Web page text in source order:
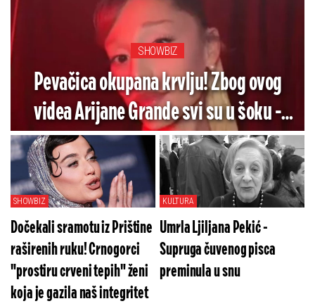
SHOWBIZ
Pevačica okupana krvlju! Zbog ovog
videa Arijane Grande svi su u šoku -
Pogledajte koliko je jezivo (VIDEO)
SHOWBIZ
Dočekali sramotu iz Prištine
raširenih ruku! Crnogorci
"prostiru crveni tepih" ženi
koja je gazila naš integritet
KULTURA
Umrla Ljiljana Pekić -
Supruga čuvenog pisca
preminula u snu